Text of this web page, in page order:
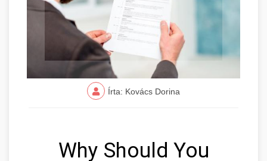
Írta: Kovács Dorina
Why Should You